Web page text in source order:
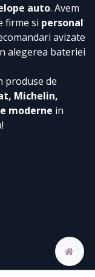
auto. Avem
firme si personal
avizate
alegerea bateriei
produse de
Michelin,
moderne in